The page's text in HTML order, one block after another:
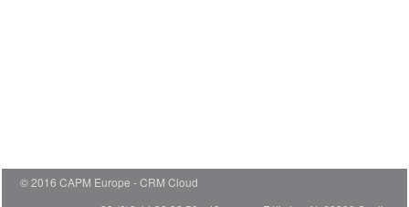
© 2016 CAPM Europe
CRM Cloud